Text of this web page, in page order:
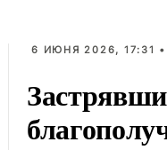
6 ИЮНЯ 2026, 17:31 •